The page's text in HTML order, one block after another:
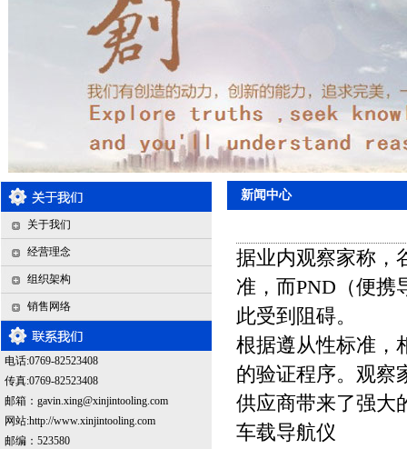
关于我们
经营理念
组织架构
销售网络
电话:0769-82523408
传真:0769-82523408
邮箱： gavin.xing@xinjintooling.com
网站:http://www.xinjintooling.com
邮编：523580
新闻中心
据业内观察家称，
准，而PND（便携
此受到阻碍。
根据遵从性标准，
的验证程序。观察
供应商带来了强大
车载导航仪